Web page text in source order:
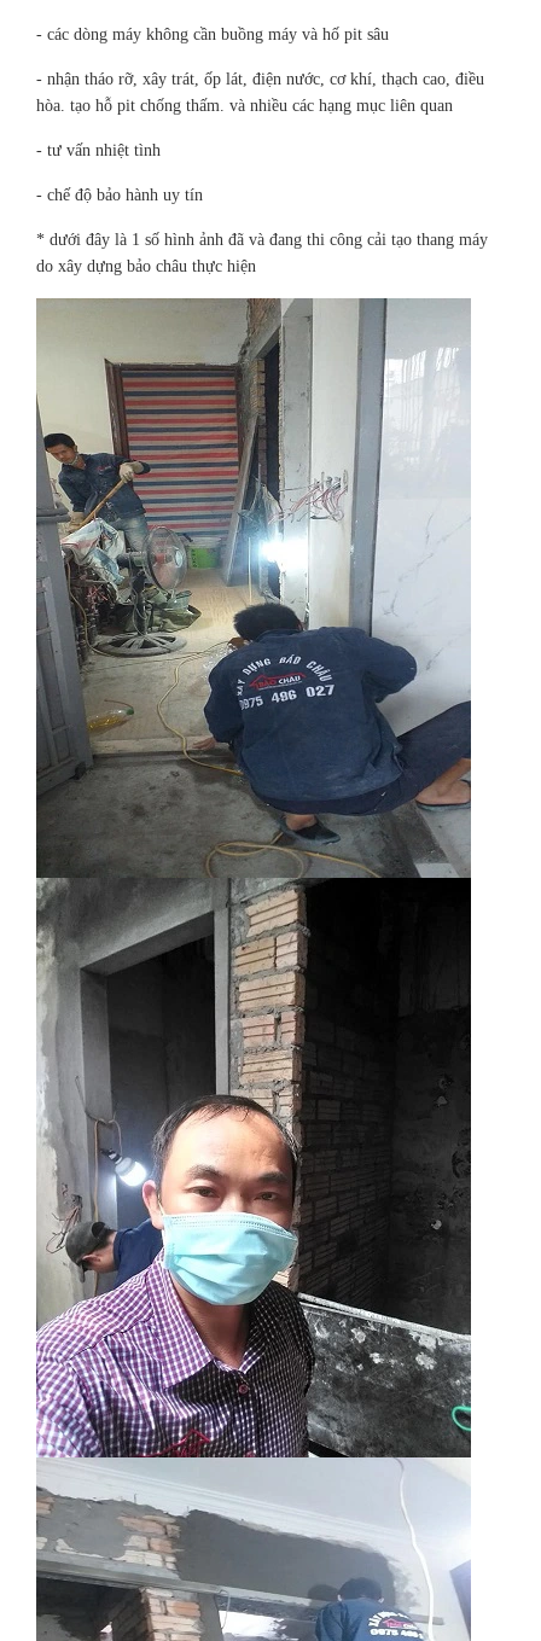
- các dòng máy không cần buồng máy và hố pit sâu
- nhận tháo rỡ, xây trát, ốp lát, điện nước, cơ khí, thạch cao, điều
hòa. tạo hỗ pit chống thấm. và nhiều các hạng mục liên quan
- tư vấn nhiệt tình
- chế độ bảo hành uy tín
* dưới đây là 1 số hình ảnh đã và đang thi công cải tạo thang máy
do xây dựng bảo châu thực hiện